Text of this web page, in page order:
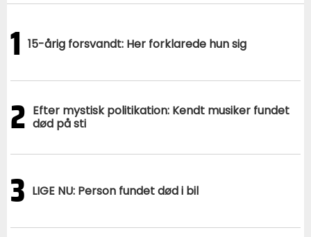
1 15-årig forsvandt: Her forklarede hun sig
2 Efter mystisk politikation: Kendt musiker fundet
død på sti
3 LIGE NU: Person fundet død i bil